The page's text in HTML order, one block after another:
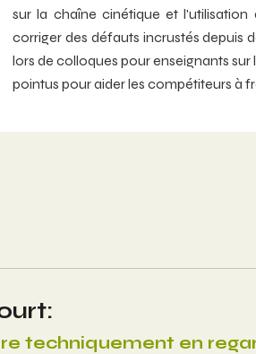
sur la chaîne cinétique et l'utilisation
corriger des défauts incrustés depuis
lors de colloques pour enseignants
pointus pour aider les compétiteurs à
techniquement en